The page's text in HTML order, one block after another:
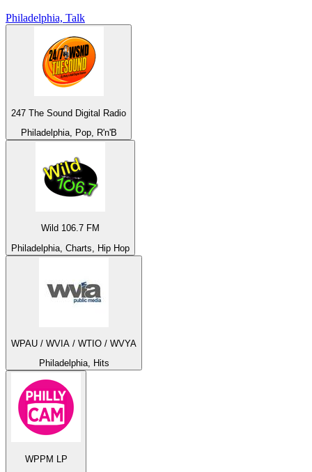
Philadelphia, Talk
247 The Sound Digital Radio
Philadelphia, Pop, R'n'B
Wild 106.7 FM
Philadelphia, Charts, Hip Hop
WPAU / WVIA / WTIO / WVYA
Philadelphia, Hits
WPPM LP